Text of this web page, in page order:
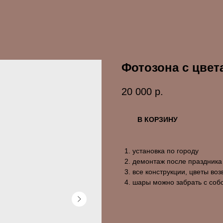
Фотозона с
20 000 р.
В КОРЗИНУ
установка по городу
демонтаж после праздника
все конструкции, цветы
шары можно забрать с